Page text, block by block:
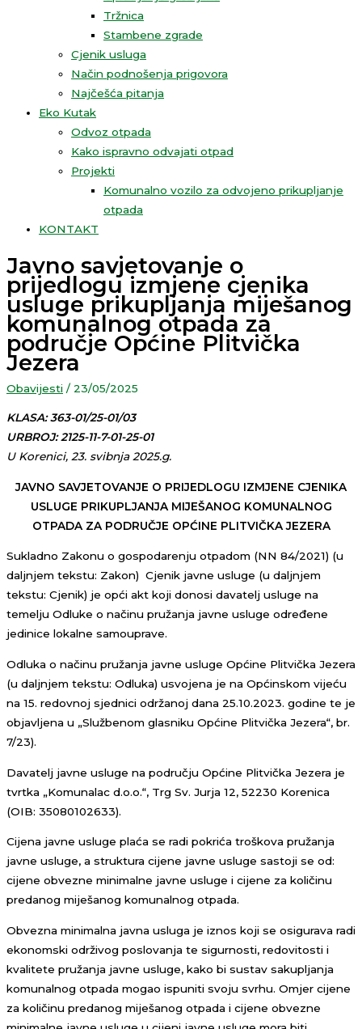
Tržnica
Stambene zgrade
Cjenik usluga
Način podnošenja prigovora
Najčešća pitanja
Eko Kutak
Odvoz otpada
Kako ispravno odvajati otpad
Projekti
Komunalno vozilo za odvojeno prikupljanje
otpada
KONTAKT
Javno savjetovanje o
prijedlogu izmjene cjenika
usluge prikupljanja miješanog
komunalnog otpada za
područje Općine Plitvička
Jezera
Obavijesti / 23/05/2025
KLASA: 363-01/25-01/03
URBROJ: 2125-11-7-01-25-01
U Korenici, 23. svibnja 2025.g.
JAVNO SAVJETOVANJE O PRIJEDLOGU IZMJENE CJENIKA
USLUGE PRIKUPLJANJA MIJEŠANOG KOMUNALNOG
OTPADA ZA PODRUČJE OPĆINE PLITVIČKA JEZERA
Sukladno Zakonu o gospodarenju otpadom (NN 84/2021) (u
daljnjem tekstu: Zakon) Cjenik javne usluge (u daljnjem
tekstu: Cjenik) je opći akt koji donosi davatelj usluge na
temelju Odluke o načinu pružanja javne usluge određene
jedinice lokalne samouprave.
Odluka o načinu pružanja javne usluge Općine Plitvička Jezera
(u daljnjem tekstu: Odluka) usvojena je na Općinskom vijeću
na 15. redovnoj sjednici održanoj dana 25.10.2023. godine te je
objavljena u „Službenom glasniku Općine Plitvička Jezera“, br.
7/23).
Davatelj javne usluge na području Općine Plitvička Jezera je
tvrtka „Komunalac d.o.o.“, Trg Sv. Jurja 12, 52230 Korenica
(OIB: 35080102633).
Cijena javne usluge plaća se radi pokrića troškova pružanja
javne usluge, a struktura cijene javne usluge sastoji se od:
cijene obvezne minimalne javne usluge i cijene za količinu
predanog miješanog komunalnog otpada.
Obvezna minimalna javna usluga je iznos koji se osigurava radi
ekonomski održivog poslovanja te sigurnosti, redovitosti i
kvalitete pružanja javne usluge, kako bi sustav sakupljanja
komunalnog otpada mogao ispuniti svoju svrhu. Omjer cijene
za količinu predanog miješanog otpada i cijene obvezne